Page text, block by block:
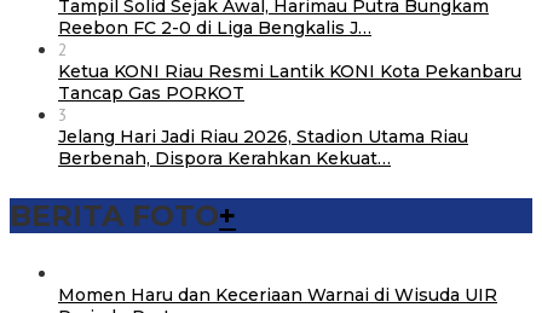
Tampil Solid Sejak Awal, Harimau Putra Bungkam
Reebon FC 2-0 di Liga Bengkalis J…
2
Ketua KONI Riau Resmi Lantik KONI Kota Pekanbaru
Tancap Gas PORKOT
3
Jelang Hari Jadi Riau 2026, Stadion Utama Riau
Berbenah, Dispora Kerahkan Kekuat…
BERITA FOTO+
Momen Haru dan Keceriaan Warnai di Wisuda UIR